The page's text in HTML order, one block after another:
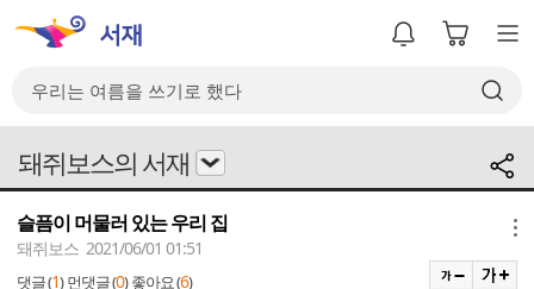
돼쥐보스의 서재
슬픔이 머물러 있는 우리 집
돼쥐보스 2021/06/01 01:51
댓글 (1) 먼댓글 (0) 좋아요 (6)